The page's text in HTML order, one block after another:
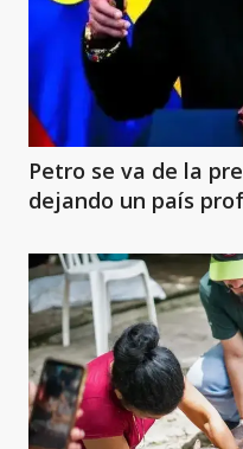
Petro se va de la
dejando un país